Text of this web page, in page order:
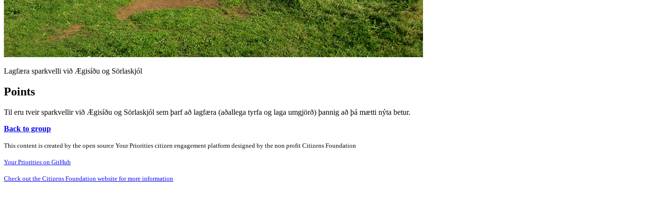
Lagfæra sparkvelli við Ægisíðu og Sörlaskjól
Points
Til eru tveir sparkvellir við Ægisíðu og Sörlaskjól sem þarf að lagfæra (aðallega tyrfa og laga umgjörð) þannig að þá mætti nýta betur.
Back to group
This content is created by the open source Your Priorities citizen engagement platform designed by the non profit Citizens Foundation
Your Priorities on GitHub
Check out the Citizens Foundation website for more information